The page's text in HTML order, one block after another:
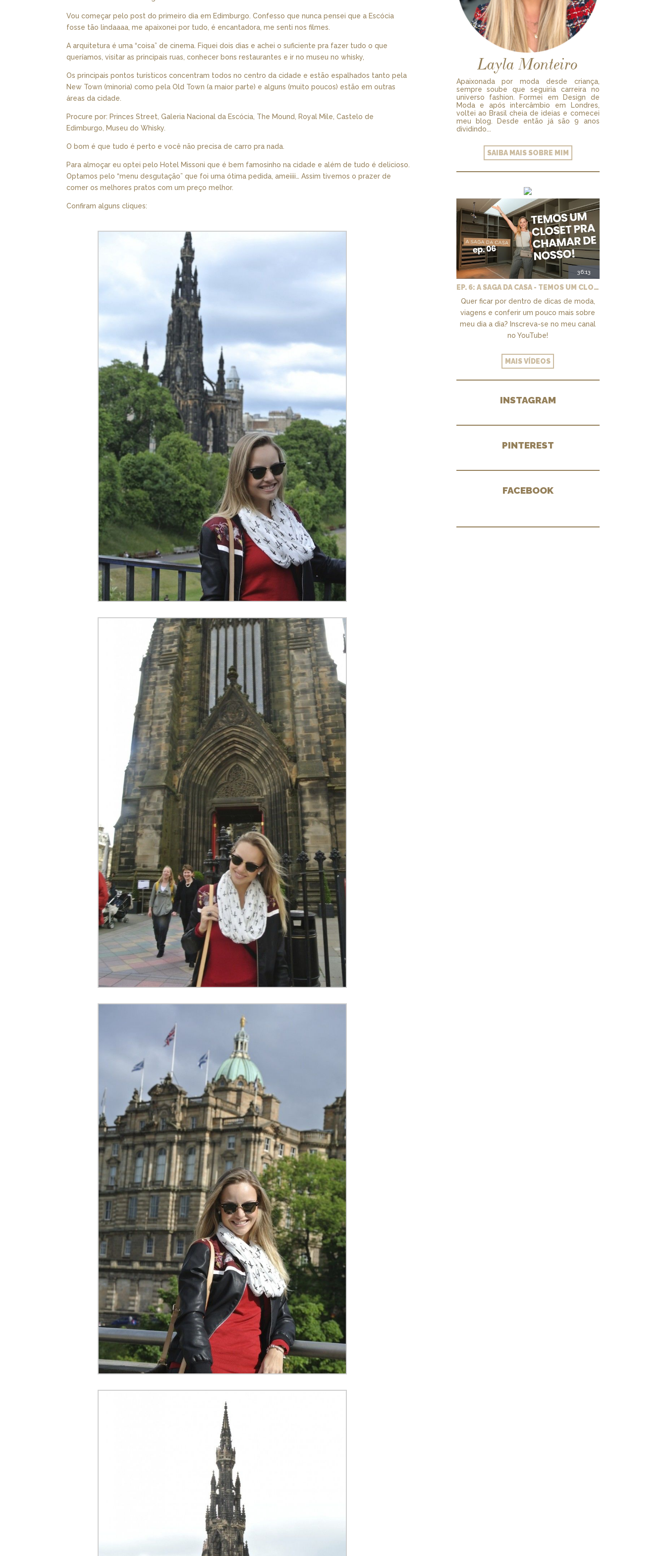
Vou começar pelo post do primeiro dia em Edimburgo. Confesso que nunca pensei que a Escócia
fosse tão lindaaaa, me apaixonei por tudo, é encantadora, me senti nos filmes.
A arquitetura é uma “coisa” de cinema. Fiquei dois dias e achei o suficiente pra fazer tudo o que
queríamos, visitar as principais ruas, conhecer bons restaurantes e ir no museu no whisky,
Os principais pontos turísticos concentram todos no centro da cidade e estão espalhados tanto pela
New Town (minoria) como pela Old Town (a maior parte) e alguns (muito poucos) estão em outras
áreas da cidade.
Procure por: Princes Street, Galeria Nacional da Escócia, The Mound, Royal Mile, Castelo de
Edimburgo, Museu do Whisky.
O bom é que tudo é perto e você não precisa de carro pra nada.
Para almoçar eu optei pelo Hotel Missoni que é bem famosinho na cidade e além de tudo é delicioso.
Optamos pelo “menu desgutação” que foi uma ótima pedida, ameiiii… Assim tivemos o prazer de
comer os melhores pratos com um preço melhor.
Confiram alguns cliques:
Layla Monteiro
Apaixonada por moda desde criança,
sempre soube que seguiria carreira no
universo fashion. Formei em Design de
Moda e após intercâmbio em Londres,
voltei ao Brasil cheia de ideias e comecei
meu blog. Desde então já são 9 anos
dividindo...
SAIBA MAIS SOBRE MIM
36:13
EP. 6: A SAGA DA CASA - TEMOS UM CLOSET PRA CHAMAR DE NOSSO + MARCENARIA E PAISAGISMO
Quer ficar por dentro de dicas de moda,
viagens e conferir um pouco mais sobre
meu dia a dia? Inscreva-se no meu canal
no YouTube!
MAIS VÍDEOS
INSTAGRAM
PINTEREST
FACEBOOK